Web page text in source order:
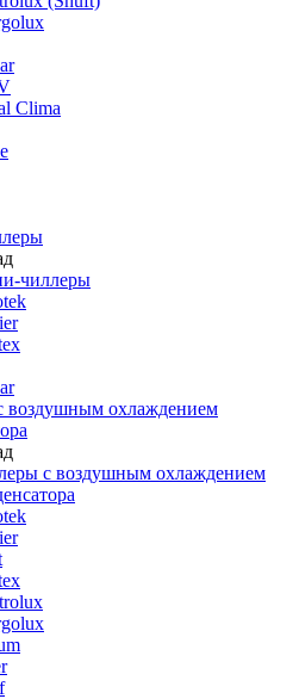
Clima
чиллеры
воздушным охлаждением
с воздушным охлаждением